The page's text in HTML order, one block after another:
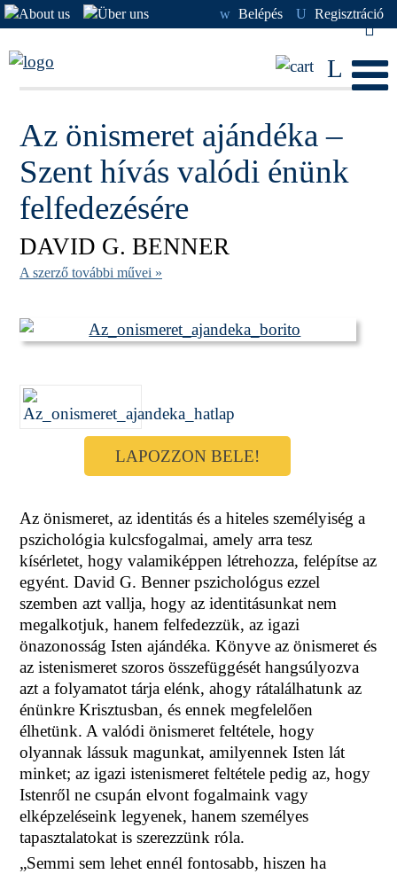
w Belépés U Regisztráció
L
Az önismeret ajándéka –
Szent hívás valódi énünk
felfedezésére
DAVID G. BENNER
A szerző további művei »
LAPOZZON BELE!
Az önismeret, az identitás és a hiteles személyiség a
pszichológia kulcsfogalmai, amely arra tesz
kísérletet, hogy valamiképpen létrehozza, felépítse az
egyént. David G. Benner pszichológus ezzel
szemben azt vallja, hogy az identitásunkat nem
megalkotjuk, hanem felfedezzük, az igazi
önazonosság Isten ajándéka. Könyve az önismeret és
az istenismeret szoros összefüggését hangsúlyozva
azt a folyamatot tárja elénk, ahogy rátalálhatunk az
énünkre Krisztusban, és ennek megfelelően
élhetünk. A valódi önismeret feltétele, hogy
olyannak lássuk magunkat, amilyennek Isten lát
minket; az igazi istenismeret feltétele pedig az, hogy
Istenről ne csupán elvont fogalmaink vagy
elképzeléseink legyenek, hanem személyes
tapasztalatokat is szerezzünk róla.
„Semmi sem lehet ennél fontosabb, hiszen ha